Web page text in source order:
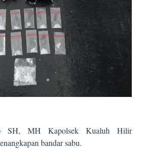
SH, MH Kapolsek Kualuh Hilir
bandar sabu.